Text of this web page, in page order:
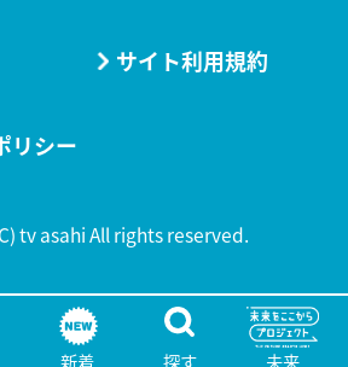
新着 探す 未来
サイト利用規約
リシー
tv asahi All rights reserved.